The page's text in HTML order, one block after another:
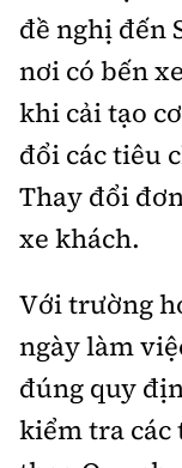
đề nghị đến
nơi có bến
khi cải tạo
đổi các tiêu
Thay đổi
xe khách.
Với trường
ngày làm
đúng quy
kiểm tra các